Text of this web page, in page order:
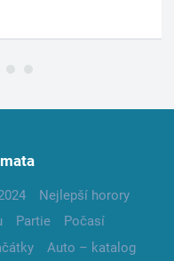
Nejlepší horory
Partie
Počasí
Auto – katalog